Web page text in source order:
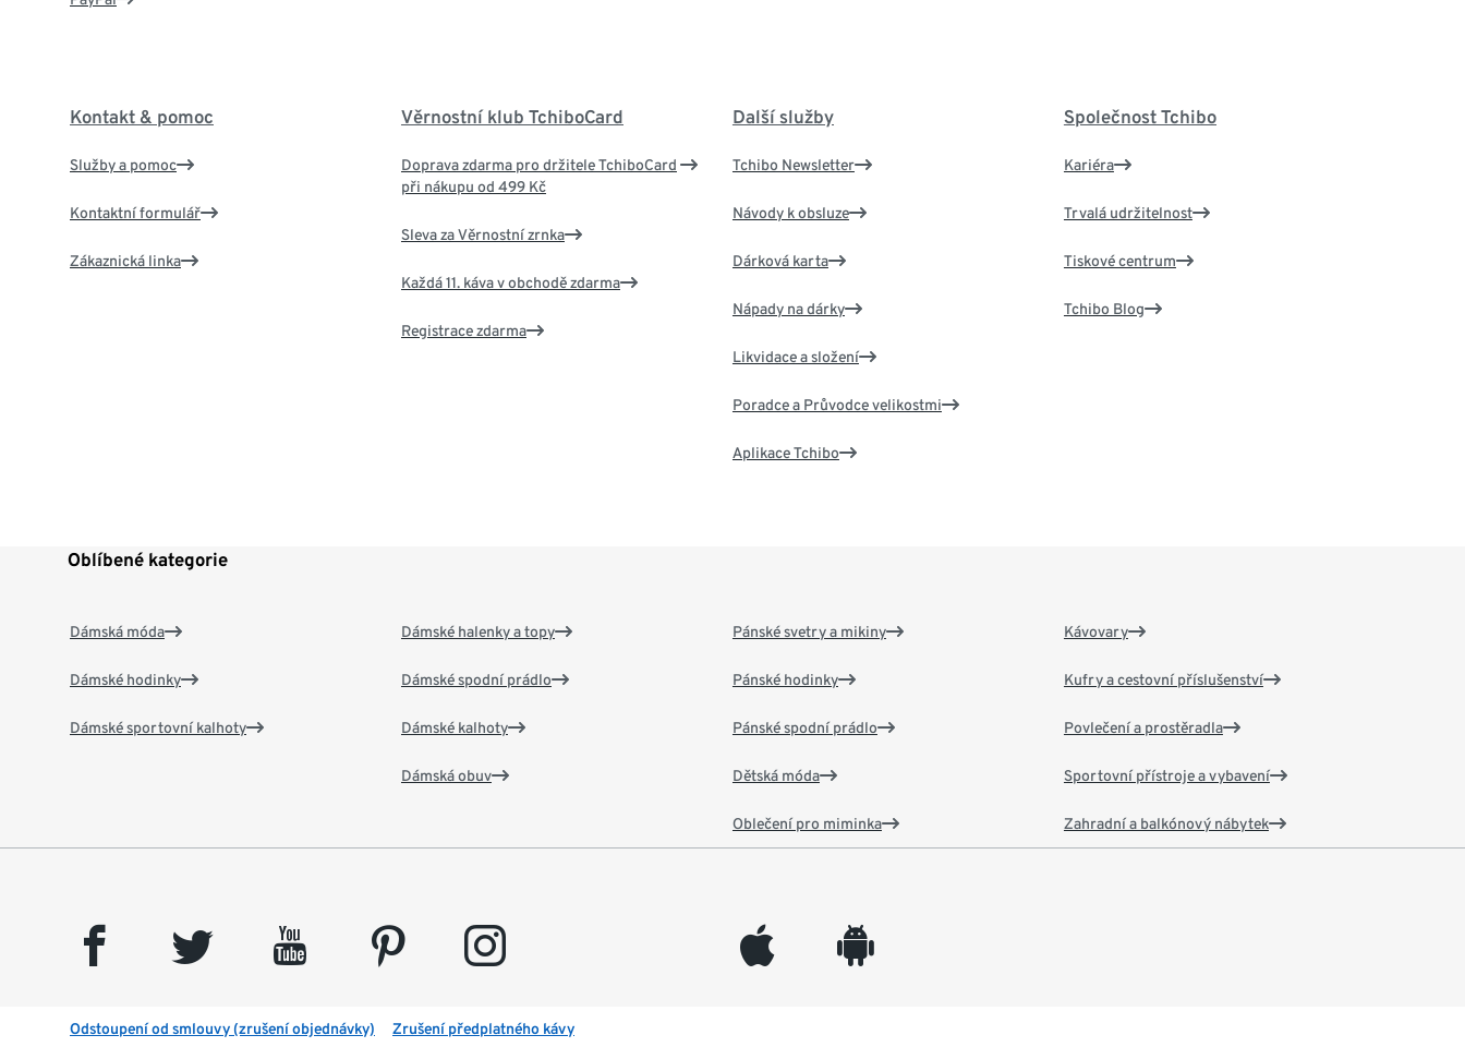
Kontakt & pomoc
Služby a pomoc
Kontaktní formulář
Zákaznická linka
Věrnostní klub TchiboCard
Doprava zdarma pro držitele TchiboCard
při nákupu od 499 Kč
Sleva za Věrnostní zrnka
Každá 11. káva v obchodě zdarma
Registrace zdarma
Další služby
Tchibo Newsletter
Návody k obsluze
Dárková karta
Nápady na dárky
Likvidace a složení
Poradce a Průvodce velikostmi
Aplikace Tchibo
Společnost Tchibo
Kariéra
Trvalá udržitelnost
Tiskové centrum
Tchibo Blog
Oblíbené kategorie
Dámská móda
Dámské hodinky
Dámské sportovní kalhoty
Dámské halenky a topy
Dámské spodní prádlo
Dámské kalhoty
Dámská obuv
Pánské svetry a mikiny
Pánské hodinky
Pánské spodní prádlo
Dětská móda
Oblečení pro miminka
Kávovary
Kufry a cestovní příslušenství
Povlečení a prostěradla
Sportovní přístroje a vybavení
Zahradní a balkónový nábytek
facebook twitter youtube pinterest instagram appleinc android
Odstoupení od smlouvy (zrušení objednávky) Zrušení předplatného kávy